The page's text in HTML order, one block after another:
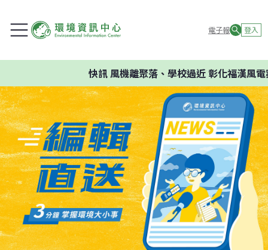
電子報 登入
快訊風機離聚落、學校過近 彰化福漢風電